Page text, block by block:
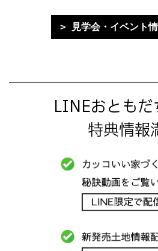
見学会・イベント
LINEおともだ
特典情報